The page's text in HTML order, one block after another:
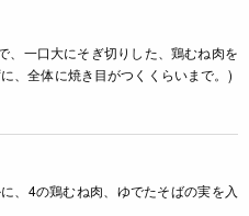
、一口大にそぎ切りした、鶏むね肉を
、全体に焼き目がつくくらいまで。)
、4の鶏むね肉、ゆでたそばの実を入